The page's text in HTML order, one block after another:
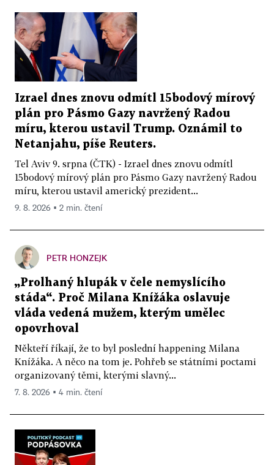
Izrael dnes znovu odmítl 15bodový mírový
plán pro Pásmo Gazy navržený Radou
míru, kterou ustavil Trump. Oznámil to
Netanjahu, píše Reuters.
Tel Aviv 9. srpna (ČTK) - Izrael dnes znovu odmítl
15bodový mírový plán pro Pásmo Gazy navržený Radou
míru, kterou ustavil americký prezident...
9. 8. 2026 ▪ 2 min. čtení
PETR HONZEJK
„Prolhaný hlupák v čele nemyslícího
stáda“. Proč Milana Knížáka oslavuje
vláda vedená mužem, kterým umělec
opovrhoval
Někteří říkají, že to byl poslední happening Milana
Knížáka. A něco na tom je. Pohřeb se státními poctami
organizovaný těmi, kterými slavný...
7. 8. 2026 ▪ 4 min. čtení